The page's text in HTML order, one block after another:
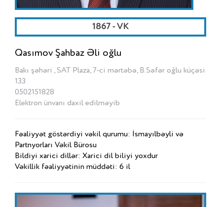
1867 - VK
Qasımov Şahbaz Əli oğlu
Bakı şəhəri , SAT Plaza, 7-ci mərtəbə, B.Səfər oğlu küçəsi
133
0502151828
Elektron ünvanı daxil edilməyib
Fəaliyyət göstərdiyi vəkil qurumu: İsmayılbəyli və
Partnyorları Vəkil Bürosu
Bildiyi xarici dillər: Xarici dil biliyi yoxdur
Vəkillik fəaliyyətinin müddəti: 6 il